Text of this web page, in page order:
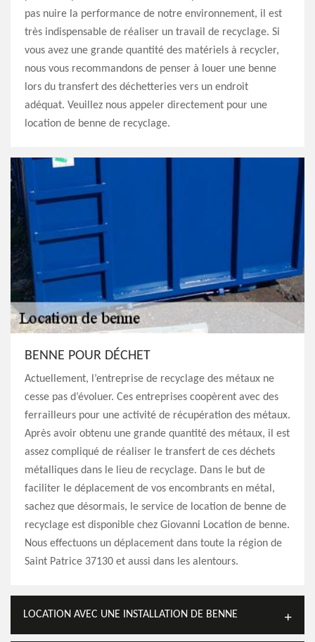
pas nuire la performance de notre environnement, il est
très indispensable de réaliser un travail de recyclage. Si
vous avez une grande quantité des matériels à recycler,
nous vous recommandons de penser à louer une benne
lors du transfert des déchetteries vers un endroit
adéquat. Veuillez nous appeler directement pour une
location de benne de recyclage.
BENNE POUR DÉCHET
Actuellement, l’entreprise de recyclage des métaux ne
cesse pas d’évoluer. Ces entreprises coopèrent avec des
ferrailleurs pour une activité de récupération des métaux.
Après avoir obtenu une grande quantité des métaux, il est
assez compliqué de réaliser le transfert de ces déchets
métalliques dans le lieu de recyclage. Dans le but de
faciliter le déplacement de vos encombrants en métal,
sachez que désormais, le service de location de benne de
recyclage est disponible chez Giovanni Location de benne.
Nous effectuons un déplacement dans toute la région de
Saint Patrice 37130 et aussi dans les alentours.
LOCATION AVEC UNE INSTALLATION DE BENNE